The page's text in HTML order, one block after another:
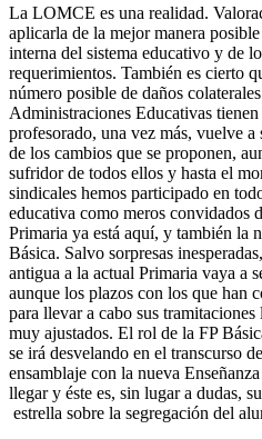
La LOMCE es una realidad.
aplicarla de la mejor manera
interna del sistema educativo y de
requerimientos. También es cierto
número posible de daños
Administraciones Educativas
profesorado, una vez más, vuelve
de los cambios que se proponen,
sufridor de todos ellos y hasta el
sindicales hemos participado en
educativa como meros convidados
Primaria ya está aquí, y también la
Básica. Salvo sorpresas
antigua a la actual Primaria vaya a
aunque los plazos con los que han
para llevar a cabo sus
muy ajustados. El rol de la FP
se irá desvelando en el transcurso
ensamblaje con la nueva
llegar y éste es, sin lugar a dudas,
estrella sobre la segregación del